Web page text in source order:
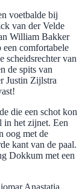
voetbalde bij
van der Velde
William Bakker
comfortabele
scheidsrechter van
de spits van
Justin Zijlstra
die een schot kon
in het zijnet. Een
oog met de
kant van de paal.
Dokkum met een
Anastatia